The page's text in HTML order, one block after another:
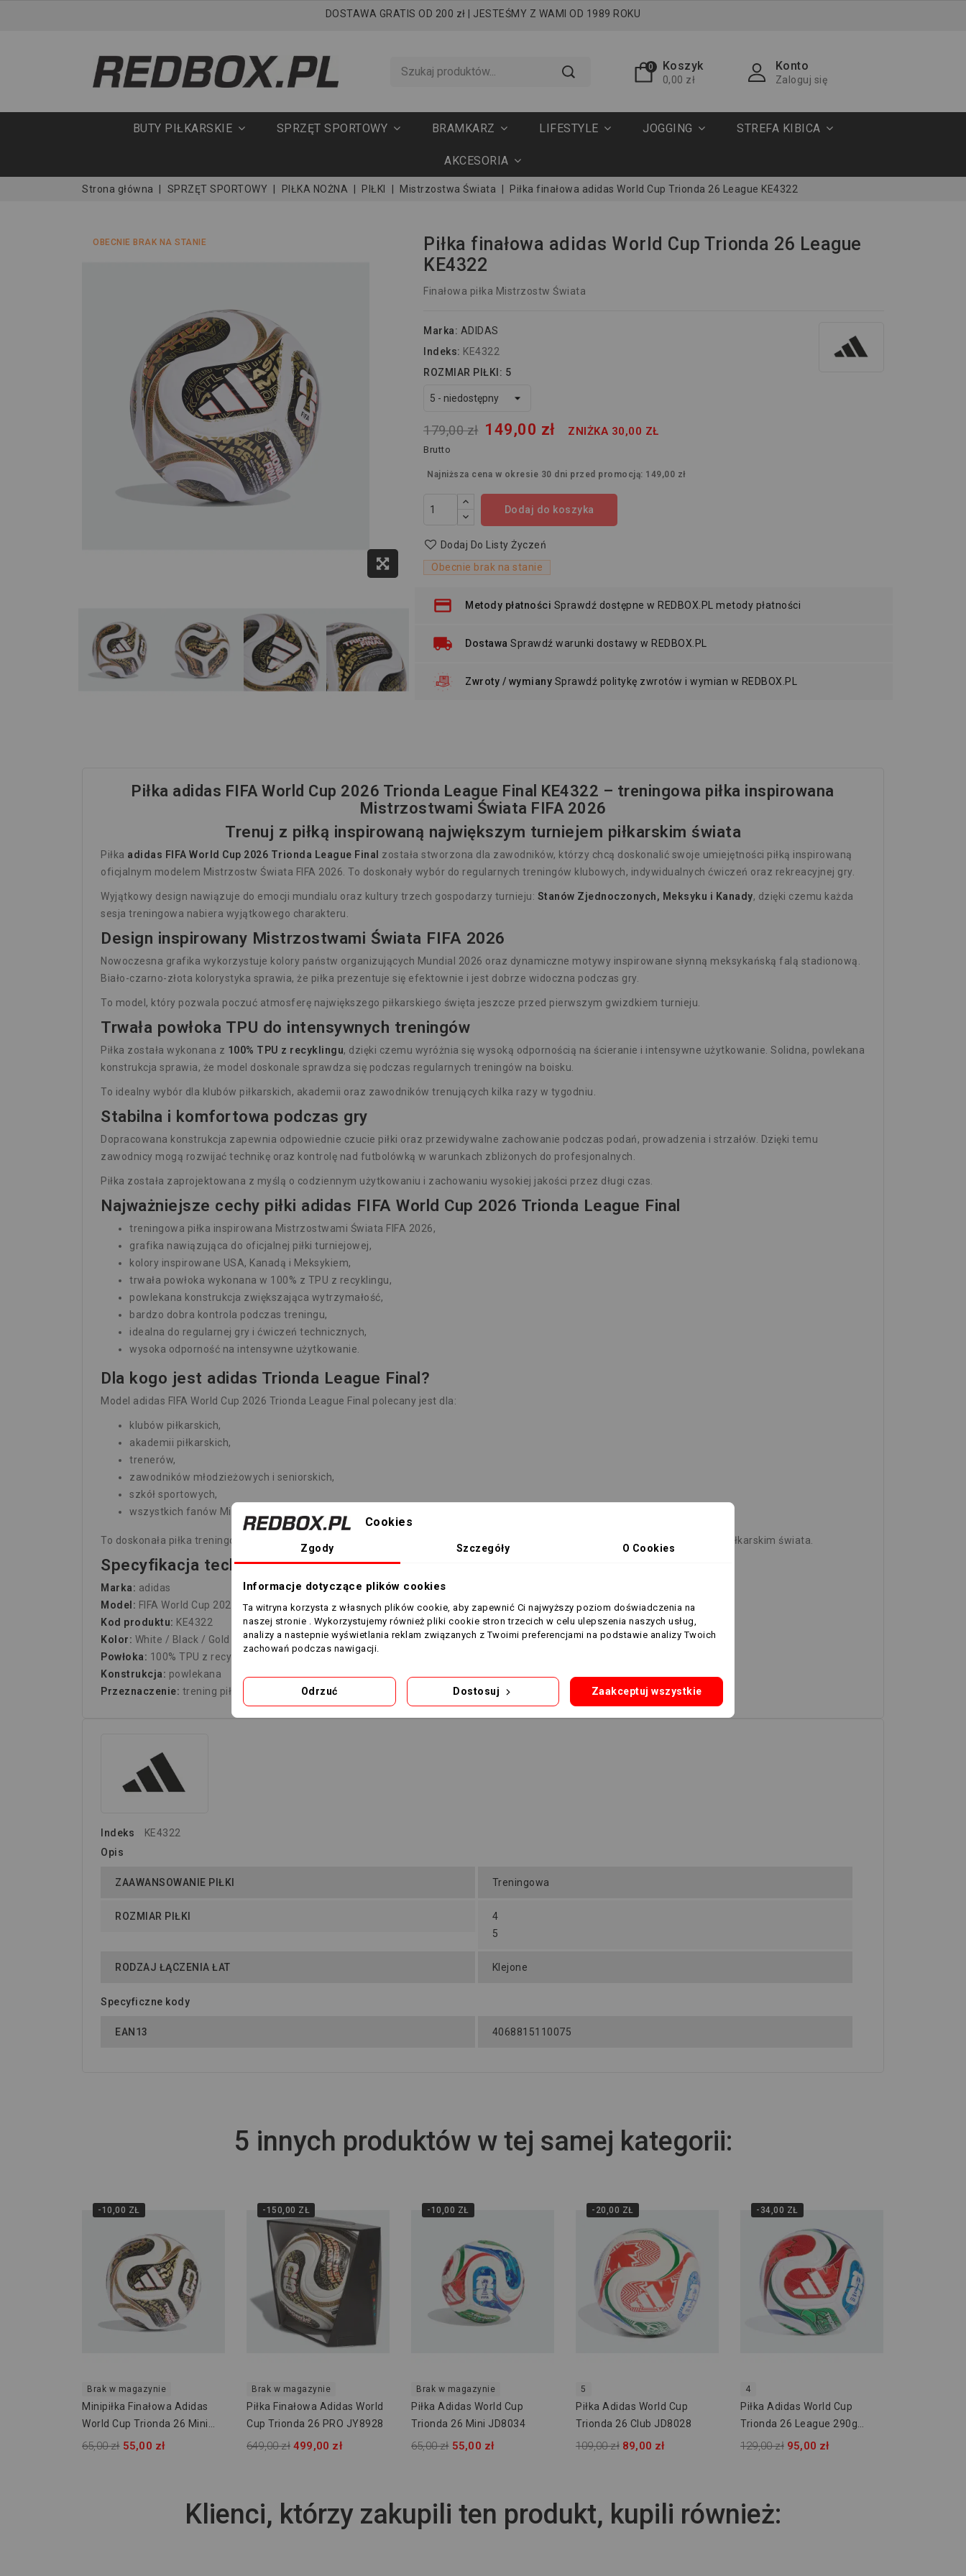
DOSTAWA GRATIS OD 200 zł | JESTEŚMY Z WAMI OD 1989 ROKU
0 Koszyk
0,00 zł
Konto
Zaloguj się
BUTY PIŁKARSKIE SPRZĘT SPORTOWY BRAMKARZ LIFESTYLE JOGGING STREFA KIBICA
AKCESORIA
Strona główna SPRZĘT SPORTOWY PIŁKA NOŻNA PIŁKI Mistrzostwa Świata Piłka finałowa adidas World Cup Trionda 26 League KE4322
OBECNIE BRAK NA STANIE
Piłka finałowa adidas World Cup Trionda 26 League
KE4322
Finałowa piłka Mistrzostw Świata
Marka: ADIDAS
Indeks: KE4322
ROZMIAR PIŁKI: 5
179,00 zł 149,00 zł ZNIŻKA 30,00 ZŁ
Brutto
Najniższa cena w okresie 30 dni przed promocją: 149,00 zł
Dodaj do koszyka
Dodaj Do Listy Życzeń
Obecnie brak na stanie
Metody płatności Sprawdź dostępne w REDBOX.PL metody płatności
Dostawa Sprawdź warunki dostawy w REDBOX.PL
Zwroty / wymiany Sprawdź politykę zwrotów i wymian w REDBOX.PL
Piłka adidas FIFA World Cup 2026 Trionda League Final KE4322 – treningowa piłka inspirowana
Mistrzostwami Świata FIFA 2026
Trenuj z piłką inspirowaną największym turniejem piłkarskim świata
Piłka adidas FIFA World Cup 2026 Trionda League Final
została stworzona dla zawodników, którzy chcą doskonalić swoje umiejętności piłką inspirowaną
oficjalnym modelem Mistrzostw Świata FIFA 2026. To doskonały wybór do regularnych treningów klubowych, indywidualnych ćwiczeń oraz rekreacyjnej gry.
Wyjątkowy design nawiązuje do emocji mundialu oraz kultury trzech gospodarzy turnieju: Stanów Zjednoczonych, Meksyku i Kanady, dzięki czemu każda
sesja treningowa nabiera wyjątkowego charakteru.
Design inspirowany Mistrzostwami Świata FIFA 2026
Nowoczesna grafika wykorzystuje kolory państw organizujących Mundial 2026 oraz dynamiczne motywy inspirowane słynną meksykańską falą stadionową.
Biało-czarno-złota kolorystyka sprawia, że piłka prezentuje się efektownie i jest dobrze widoczna podczas gry.
To model, który pozwala poczuć atmosferę największego piłkarskiego święta jeszcze przed pierwszym gwizdkiem turnieju.
Trwała powłoka TPU do intensywnych treningów
Piłka została wykonana z 100% TPU z recyklingu, dzięki czemu wyróżnia się wysoką odpornością na ścieranie i intensywne użytkowanie. Solidna, powlekana
konstrukcja sprawia, że model doskonale sprawdza się podczas regularnych treningów na boisku.
To idealny wybór dla klubów piłkarskich, akademii oraz zawodników trenujących kilka razy w tygodniu.
Stabilna i komfortowa podczas gry
Dopracowana konstrukcja zapewnia odpowiednie czucie piłki oraz przewidywalne zachowanie podczas podań, prowadzenia i strzałów. Dzięki temu
zawodnicy mogą rozwijać technikę oraz kontrolę nad futbolówką w warunkach zbliżonych do profesjonalnych.
Piłka została zaprojektowana z myślą o codziennym użytkowaniu i zachowaniu wysokiej jakości przez długi czas.
Najważniejsze cechy piłki adidas FIFA World Cup 2026 Trionda League Final
treningowa piłka inspirowana Mistrzostwami Świata FIFA 2026,
grafika nawiązująca do oficjalnej piłki turniejowej,
kolory inspirowane USA, Kanadą i Meksykiem,
trwała powłoka wykonana w 100% z TPU z recyklingu,
powlekana konstrukcja zwiększająca wytrzymałość,
bardzo dobra kontrola podczas treningu,
idealna do regularnej gry i ćwiczeń technicznych,
wysoka odporność na intensywne użytkowanie.
Dla kogo jest adidas Trionda League Final?
Model adidas FIFA World Cup 2026 Trionda League Final polecany jest dla:
klubów piłkarskich,
akademii piłkarskich,
trenerów,
zawodników młodzieżowych i seniorskich,
szkół sportowych,
wszystkich fanów Mistrzostw Świata FIFA 2026.
To doskonała piłka treningowa dla osób, które chcą rozwijać swoje umiejętności sprzętem inspirowanym największym turniejem piłkarskim świata.
Specyfikacja techniczna
Marka: adidas
Model: FIFA World Cup 2026 Trionda League Final
Kod produktu: KE4322
Kolor: White / Black / Gold Metallic
Powłoka: 100% TPU z recyklingu
Konstrukcja: powlekana
Przeznaczenie: trening piłkarski
Indeks
KE4322
Opis
ZAAWANSOWANIE PIŁKI Treningowa
ROZMIAR PIŁKI
4
5
RODZAJ ŁĄCZENIA ŁAT Klejone
Specyficzne kody
EAN13 4068815110075
5 innych produktów w tej samej kategorii:
-10,00 ZŁ
Brak w magazynie
Minipiłka Finałowa Adidas
World Cup Trionda 26 Mini
KE4328
65,00 zł 55,00 zł
-150,00 ZŁ
Brak w magazynie
Piłka Finałowa Adidas World
Cup Trionda 26 PRO JY8928
649,00 zł 499,00 zł
-10,00 ZŁ
Brak w magazynie
Piłka Adidas World Cup
Trionda 26 Mini JD8034
65,00 zł 55,00 zł
-20,00 ZŁ
5
Piłka Adidas World Cup
Trionda 26 Club JD8028
109,00 zł 89,00 zł
-34,00 ZŁ
4
Piłka Adidas World Cup
Trionda 26 League 290g
JD8168
129,00 zł 95,00 zł
Klienci, którzy zakupili ten produkt, kupili również:
Cookies
Zgody Szczegóły O Cookies
Informacje dotyczące plików cookies
Ta witryna korzysta z własnych plików cookie, aby zapewnić Ci najwyższy poziom doświadczenia na
naszej stronie . Wykorzystujemy również pliki cookie stron trzecich w celu ulepszenia naszych usług,
analizy a nastepnie wyświetlania reklam związanych z Twoimi preferencjami na podstawie analizy Twoich
zachowań podczas nawigacji.
Odrzuć Dostosuj Zaakceptuj wszystkie